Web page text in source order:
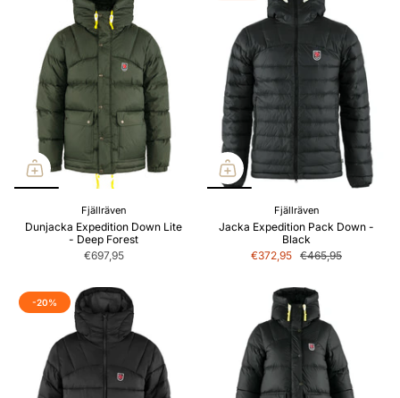
Fjällräven
Dunjacka Expedition Down Lite
- Deep Forest
€697,95
Fjällräven
Jacka Expedition Pack Down -
Black
€372,95 €465,95
-20%